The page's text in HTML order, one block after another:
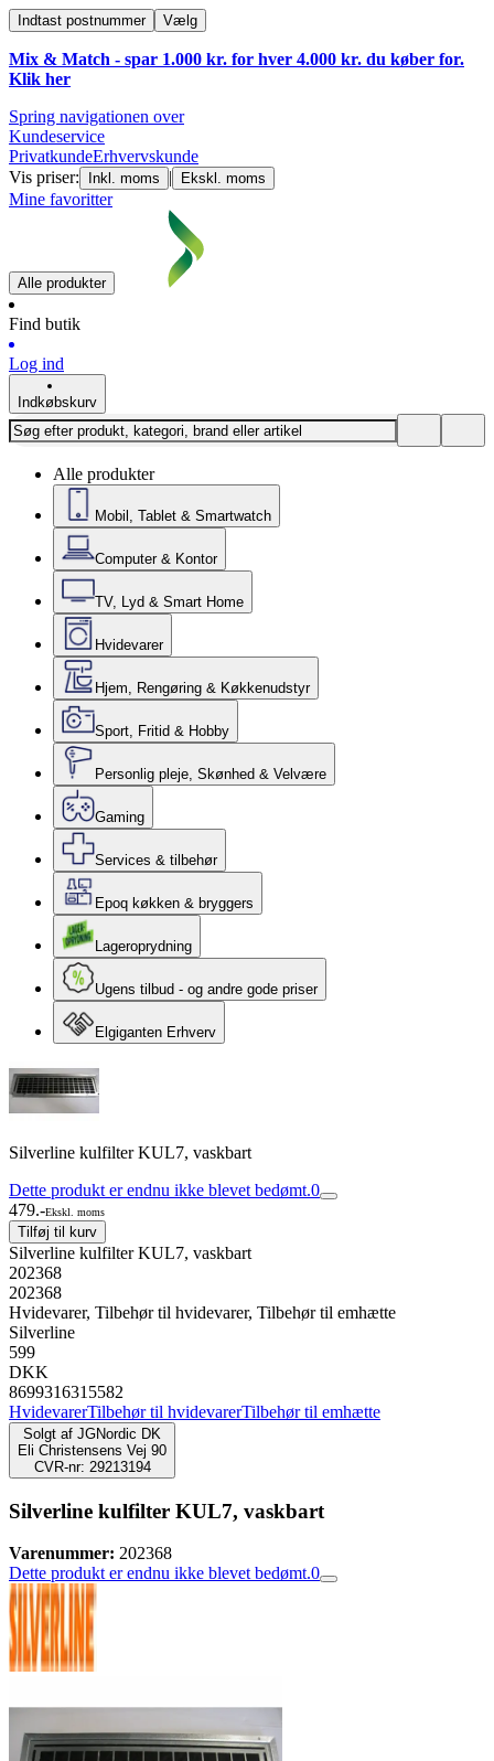
Indtast postnummer Vælg
Mix & Match - spar 1.000 kr. for hver 4.000 kr. du køber for.
Klik her
Spring navigationen over
Kundeservice
PrivatkundeErhvervskunde
Vis priser:
Inkl. moms | Ekskl. moms
Mine favoritter
Alle produkter
Find butik
Log ind
Indkøbskurv
Alle produkter
Mobil, Tablet & Smartwatch
Computer & Kontor
TV, Lyd & Smart Home
Hvidevarer
Hjem, Rengøring & Køkkenudstyr
Sport, Fritid & Hobby
Personlig pleje, Skønhed & Velvære
Gaming
Services & tilbehør
Epoq køkken & bryggers
Lageroprydning
Ugens tilbud - og andre gode priser
Elgiganten Erhverv
Silverline kulfilter KUL7, vaskbart
Dette produkt er endnu ikke blevet bedømt.0
479.-Ekskl. moms
Tilføj til kurv
Silverline kulfilter KUL7, vaskbart
202368
202368
Hvidevarer, Tilbehør til hvidevarer, Tilbehør til emhætte
Silverline
599
DKK
8699316315582
HvidevarerTilbehør til hvidevarerTilbehør til emhætte
Solgt af JGNordic DK
Eli Christensens Vej 90
CVR-nr: 29213194
Silverline kulfilter KUL7, vaskbart
Varenummer: 202368
Dette produkt er endnu ikke blevet bedømt.0